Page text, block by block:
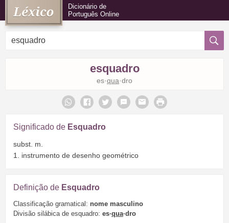
Dicionário de
Português Online
esquadro
es·qua·dro
Significado de Esquadro
subst. m.
1. instrumento de desenho geométrico
Definição de Esquadro
Classificação gramatical: nome masculino
Divisão silábica de esquadro: es·qua·dro